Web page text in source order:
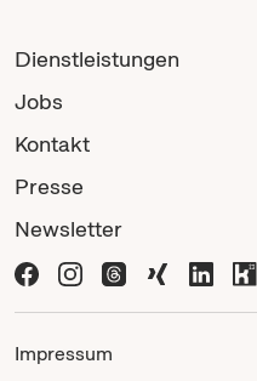
Dienstleistungen
Jobs
Kontakt
Presse
Newsletter
Impressum